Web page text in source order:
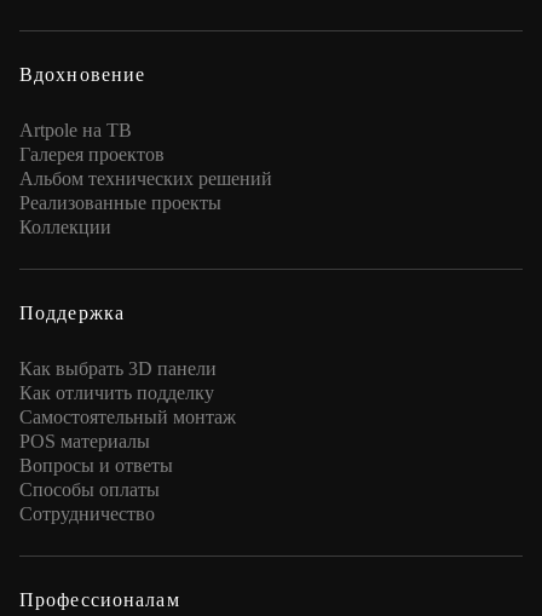
Вдохновение
Artpole на ТВ
Галерея проектов
Альбом технических решений
Реализованные проекты
Коллекции
Поддержка
Как выбрать 3D панели
Как отличить подделку
Самостоятельный монтаж
POS материалы
Вопросы и ответы
Способы оплаты
Сотрудничество
Профессионалам